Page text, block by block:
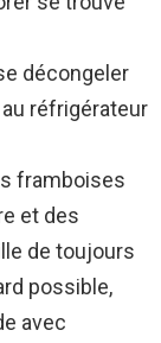
décongeler
réfrigérateur
framboises
et des
de toujours
possible,
avec